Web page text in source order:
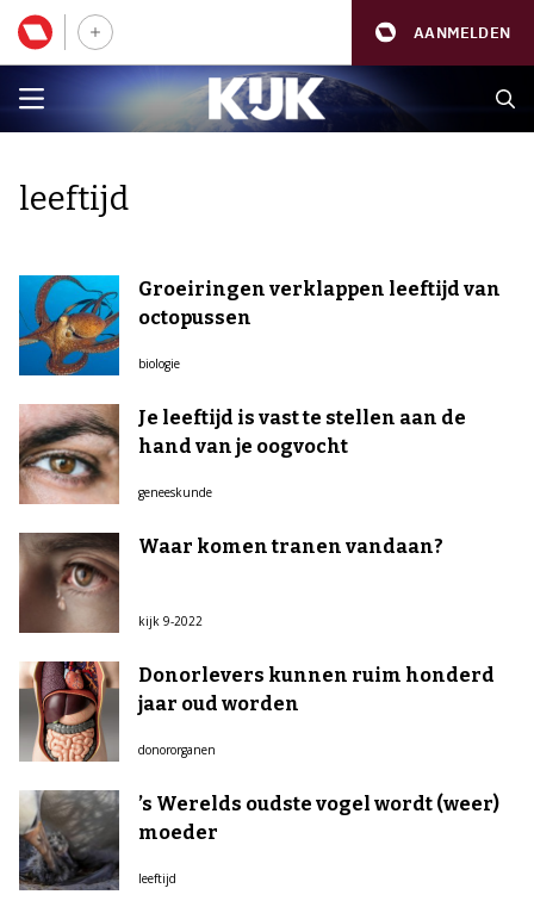
AANMELDEN
leeftijd
Groeiringen verklappen leeftijd van
octopussen
biologie
Je leeftijd is vast te stellen aan de
hand van je oogvocht
geneeskunde
Waar komen tranen vandaan?
kijk 9-2022
Donorlevers kunnen ruim honderd
jaar oud worden
donororganen
’s Werelds oudste vogel wordt (weer)
moeder
leeftijd